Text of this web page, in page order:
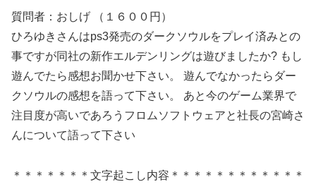
質問者：おしげ （１６００円）
ひろゆきさんはps3発売のダークソウルをプレイ済みとの
事ですが同社の新作エルデンリングは遊びましたか? もし
遊んでたら感想お聞かせ下さい。 遊んでなかったらダー
クソウルの感想を語って下さい。 あと今のゲーム業界で
注目度が高いであろうフロムソフトウェアと社長の宮崎さ
んについて語って下さい
＊＊＊＊＊＊＊文字起こし内容＊＊＊＊＊＊＊＊＊＊＊＊